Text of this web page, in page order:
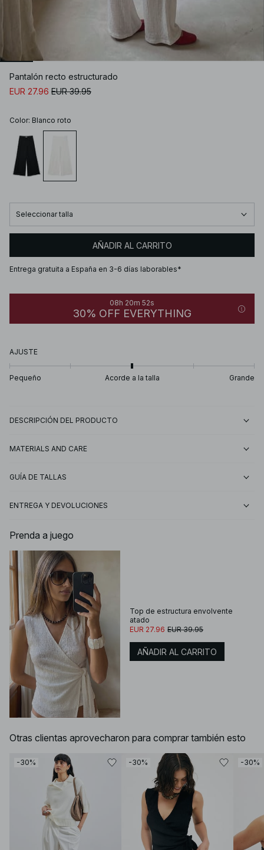
Pantalón recto estructurado
EUR 27.96 EUR 39.95
Color: Blanco roto
Seleccionar talla
AÑADIR AL CARRITO
Entrega gratuita a España en 3-6 días laborables*
08h 20m 52s
30% OFF EVERYTHING
AJUSTE
Pequeño Acorde a la talla Grande
DESCRIPCIÓN DEL PRODUCTO
MATERIALS AND CARE
GUÍA DE TALLAS
ENTREGA Y DEVOLUCIONES
Prenda a juego
Top de estructura envolvente
atado
EUR 27.96 EUR 39.95
AÑADIR AL CARRITO
Otras clientas aprovecharon para comprar también esto
-30% -30% -30%